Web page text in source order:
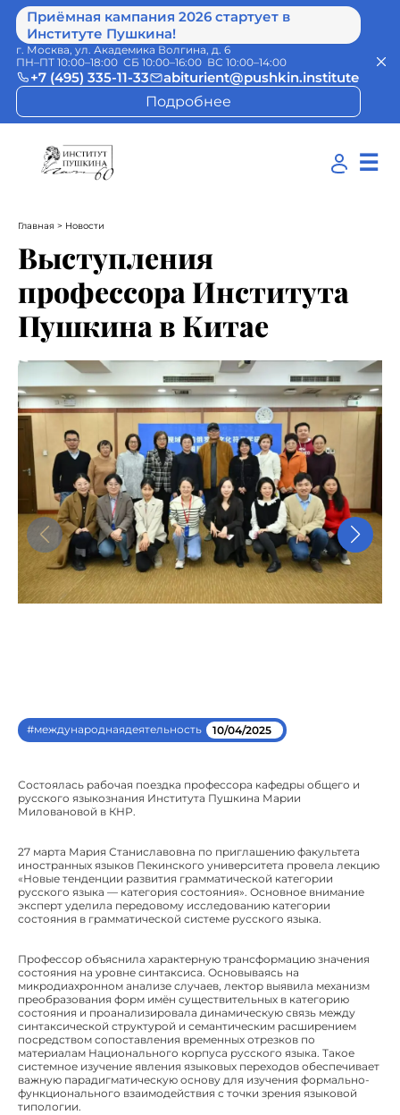
Приёмная кампания 2026 стартует в
Институте Пушкина!
г. Москва, ул. Академика Волгина, д. 6
ПН–ПТ 10:00–18:00 СБ 10:00–16:00 ВС 10:00–14:00
+7 (495) 335-11-33
abiturient@pushkin.institute
Подробнее
☰
Главная > Новости
Выступления
профессора Института
Пушкина в Китае
#международнаядеятельность 10/04/2025
Состоялась рабочая поездка профессора кафедры общего и
русского языкознания Института Пушкина Марии
Миловановой в КНР.
27 марта Мария Станиславовна по приглашению факультета
иностранных языков Пекинского университета провела лекцию
«Новые тенденции развития грамматической категории
русского языка — категория состояния». Основное внимание
эксперт уделила передовому исследованию категории
состояния в грамматической системе русского языка.
Профессор объяснила характерную трансформацию значения
состояния на уровне синтаксиса. Основываясь на
микродиахронном анализе случаев, лектор выявила механизм
преобразования форм имён существительных в категорию
состояния и проанализировала динамическую связь между
синтаксической структурой и семантическим расширением
посредством сопоставления временных отрезков по
материалам Национального корпуса русского языка. Такое
системное изучение явления языковых переходов обеспечивает
важную парадигматическую основу для изучения формально-
функционального взаимодействия с точки зрения языковой
типологии.